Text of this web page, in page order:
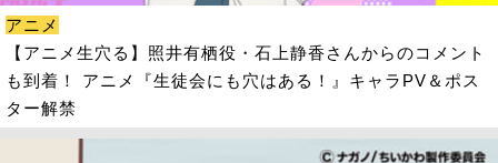
アニメ
【アニメ生穴る】照井有栖役・石上静香さんからのコメント
も到着！ アニメ『生徒会にも穴はある！』キャラPV＆ポス
ター解禁